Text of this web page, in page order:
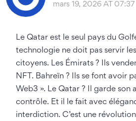
mars 19, 2026 AT 07:37
Le Qatar est le seul pays du
technologie ne doit pas servir
citoyens. Les Émirats ? Ils
NFT. Bahreïn ? Ils se font avoir
Web3 ». Le Qatar ? Il garde son
contrôle. Et il le fait avec
interdiction. C’est une